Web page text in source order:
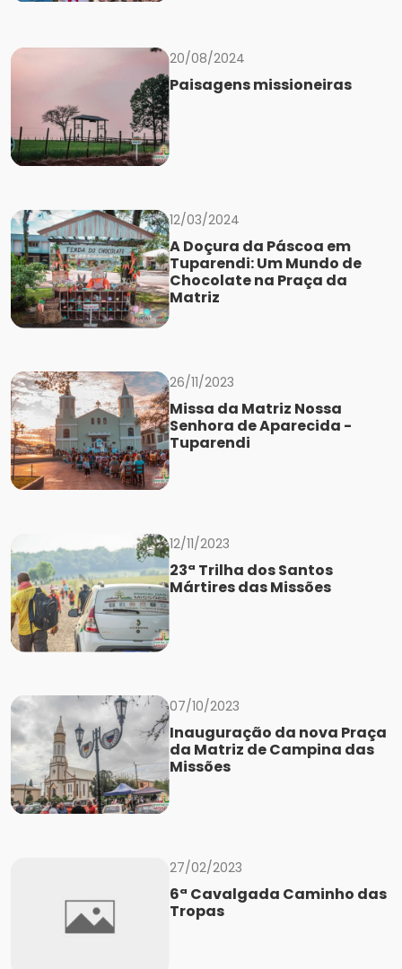
20/08/2024
Paisagens missioneiras
12/03/2024
A Doçura da Páscoa em
Tuparendi: Um Mundo de
Chocolate na Praça da
Matriz
26/11/2023
Missa da Matriz Nossa
Senhora de Aparecida -
Tuparendi
12/11/2023
23ª Trilha dos Santos
Mártires das Missões
07/10/2023
Inauguração da nova Praça
da Matriz de Campina das
Missões
27/02/2023
6ª Cavalgada Caminho das
Tropas